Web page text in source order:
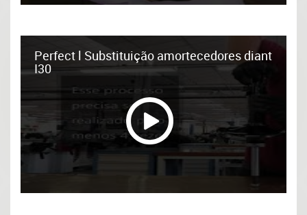
Perfect l Substituição amortecedores diant
I30